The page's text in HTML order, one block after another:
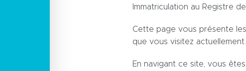
Immatriculation au Registre
Cette page vous présente
que vous visitez actuellement.
En navigant ce site, vous